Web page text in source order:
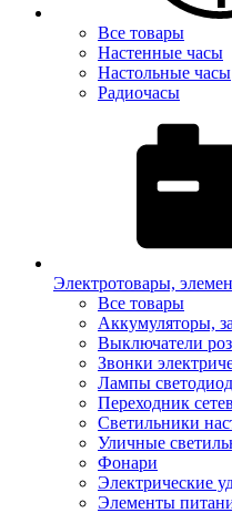
Все товары
Настенные часы
Настольные часы
Радиочасы
Электротовары,
Все товары
Аккумуляторы,
Выключатели
Звонки
Лампы
Переходник
Светильники
Уличные
Фонари
Электрические
Элементы